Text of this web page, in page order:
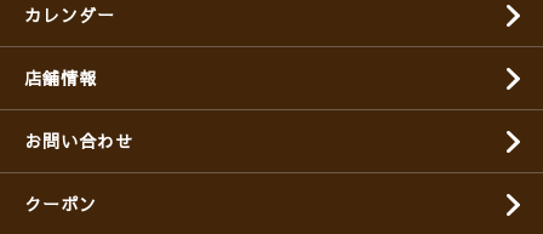
カレンダー
店舗情報
お問い合わせ
クーポン